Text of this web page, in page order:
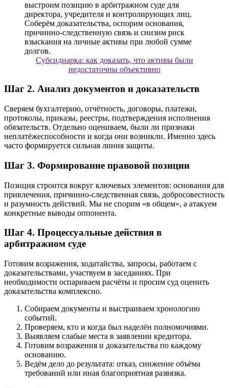
Субсидиарка: как доказать, что активы были
недостаточны объективно
Шаг 2. Анализ документов и доказательств
Сверяем бухгалтерию, отчётность, договоры, платежи,
протоколы, приказы, реестры, подтверждения исполнения
обязательств. Отдельно оцениваем, были ли признаки
неплатёжеспособности и когда они возникли. Именно здесь
часто формируется сильная линия защиты.
Шаг 3. Формирование правовой позиции
Позиция строится вокруг ключевых элементов: основания для
привлечения, причинно-следственная связь, добросовестность
и разумность действий. Мы не спорим «в общем», а атакуем
конкретные выводы оппонента.
Шаг 4. Процессуальные действия в
арбитражном суде
Готовим возражения, ходатайства, запросы, работаем с
доказательствами, участвуем в заседаниях. При
необходимости оспариваем расчёты и просим суд оценить
доказательства комплексно.
Собираем документы и выстраиваем хронологию
событий.
Проверяем, кто и когда был наделён полномочиями.
Выявляем слабые места в заявлении кредитора.
Готовим возражения и доказательства по каждому
основанию.
Ведём дело до результата: отказ, снижение объёма
требований или иная благоприятная развязка.